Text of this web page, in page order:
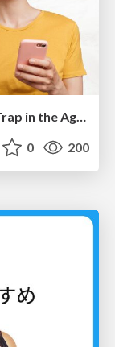
Avoiding the “Bad Training, Faster” Trap in the Age of AI
0 200